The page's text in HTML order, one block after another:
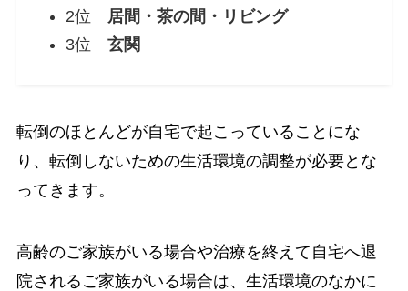
2位 居間・茶の間・リビング
3位 玄関
転倒のほとんどが自宅で起こっていることにな
り、転倒しないための生活環境の調整が必要とな
ってきます。
高齢のご家族がいる場合や治療を終えて自宅へ退
院されるご家族がいる場合は、生活環境のなかに